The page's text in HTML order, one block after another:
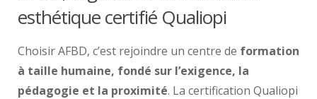
esthétique certifié Qualiopi
Choisir AFBD, c’est rejoindre un centre de formation
à taille humaine, fondé sur l’exigence, la
pédagogie et la proximité. La certification Qualiopi